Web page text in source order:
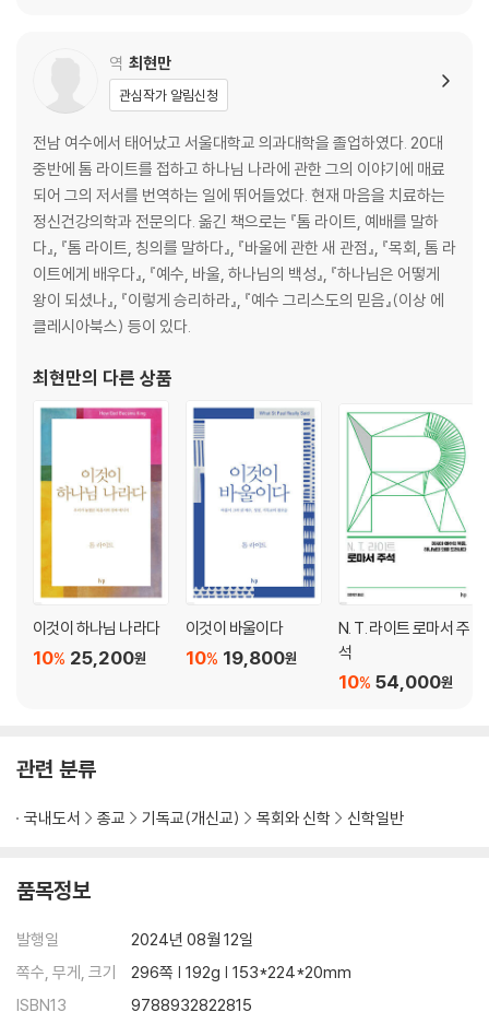
역 최현만
관심작가 알림신청
전남 여수에서 태어났고 서울대학교 의과대학을 졸업하였다. 20대
중반에 톰 라이트를 접하고 하나님 나라에 관한 그의 이야기에 매료
되어 그의 저서를 번역하는 일에 뛰어들었다. 현재 마음을 치료하는
정신건강의학과 전문의다. 옮긴 책으로는 『톰 라이트, 예배를 말하
다』, 『톰 라이트, 칭의를 말하다』, 『바울에 관한 새 관점』, 『목회, 톰 라
이트에게 배우다』, 『예수, 바울, 하나님의 백성』, 『하나님은 어떻게
왕이 되셨나』, 『이렇게 승리하라』, 『예수 그리스도의 믿음』(이상 에
클레시아북스) 등이 있다.
최현만의 다른 상품
이것이 하나님 나라다
25,200원
10%
이것이 바울이다
19,800원
10%
N. T. 라이트 로마서 주
석
54,000원
10%
관련 분류
국내도서 종교 기독교(개신교) 목회와 신학 신학일반
품목정보
발행일
2024년 08월 12일
쪽수, 무게, 크기
296쪽 | 192g | 153*224*20mm
ISBN13
9788932822815